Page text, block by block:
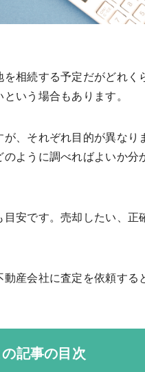
相続する予定だがどれ
いう場合もあります。
、それぞれ目的が異なり
ように調べればよいか分
安です。売却したい、正
産会社に査定を依頼す
記事の目次